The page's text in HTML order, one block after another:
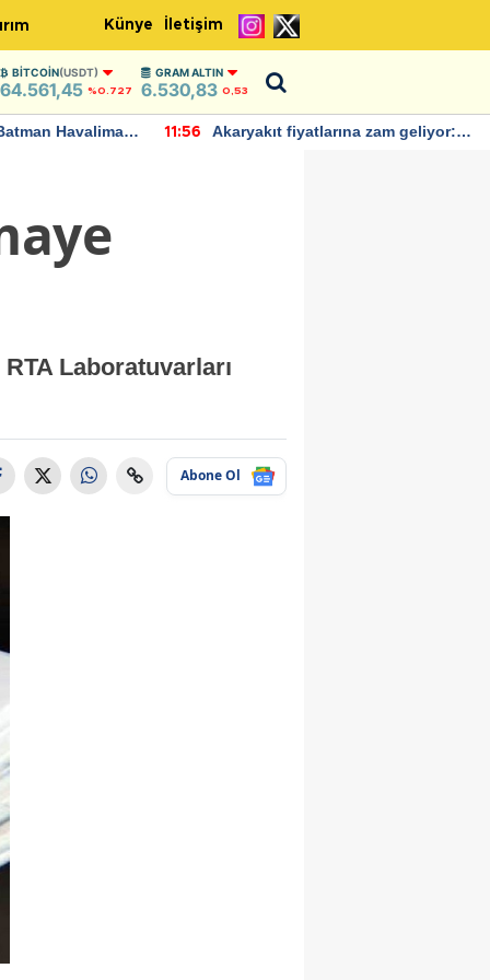
Künye İletişim
BITCOIN(USDT)
64.561,45 %0.727
GRAM ALTIN
6.530,83 0,53
zam geliyor:
22:37
IMF, Birleşik Krallık ekonomisinin
Laboratuvarları
Abone Ol